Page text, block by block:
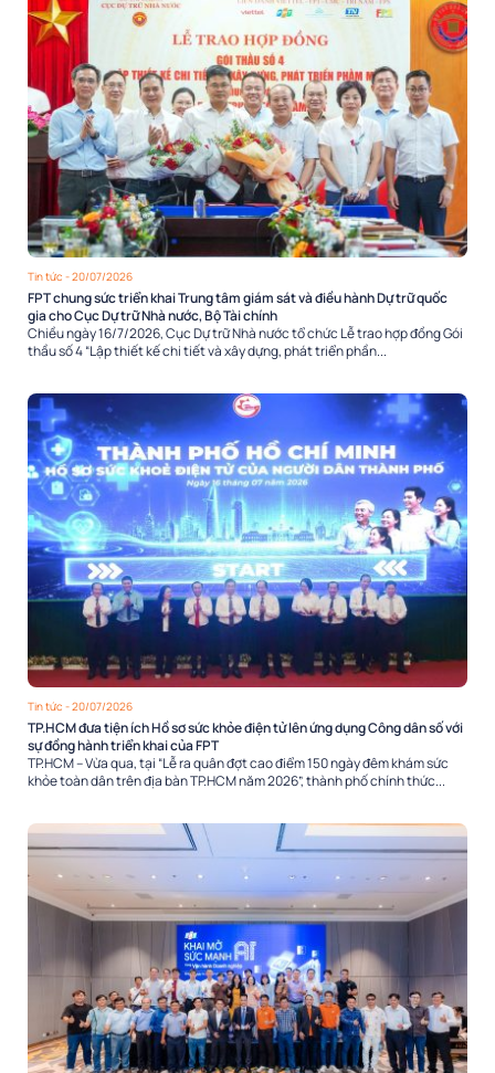
Tin tức - 20/07/2026
FPT chung sức triển khai Trung tâm giám sát và điều hành Dự trữ quốc
gia cho Cục Dự trữ Nhà nước, Bộ Tài chính
Chiều ngày 16/7/2026, Cục Dự trữ Nhà nước tổ chức Lễ trao hợp đồng Gói
thầu số 4 “Lập thiết kế chi tiết và xây dựng, phát triển phần...
Tin tức - 20/07/2026
TP.HCM đưa tiện ích Hồ sơ sức khỏe điện tử lên ứng dụng Công dân số với
sự đồng hành triển khai của FPT
TP.HCM – Vừa qua, tại “Lễ ra quân đợt cao điểm 150 ngày đêm khám sức
khỏe toàn dân trên địa bàn TP.HCM năm 2026”, thành phố chính thức...